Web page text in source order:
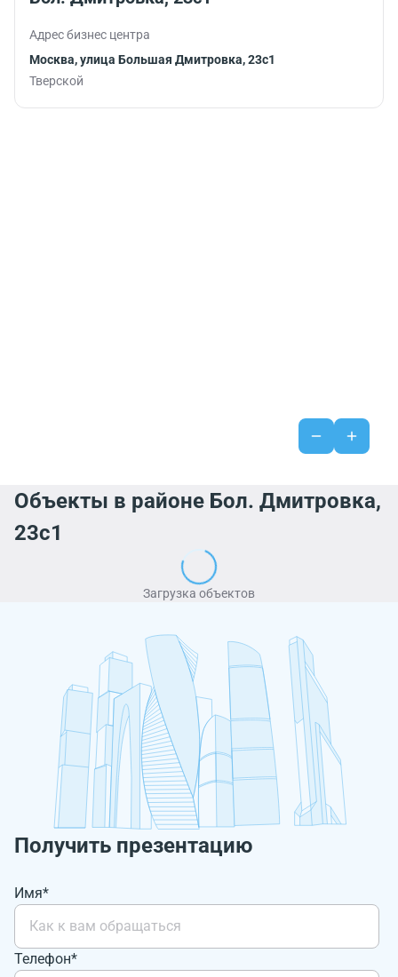
Адрес бизнес центра
Москва, улица Большая Дмитровка, 23с1
Тверской
Объекты в районе Бол. Дмитровка,
23с1
Загрузка объектов
Получить презентацию
Имя*
Телефон*